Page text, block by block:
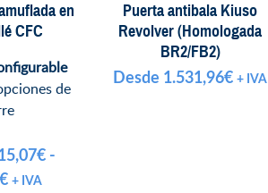
en
CFC
de
€ -
€Rango
+ IVA
Puerta antibala Kiuso
Revolver (Homologada
BR2/FB2)
Desde 1.531,96€ + IVA